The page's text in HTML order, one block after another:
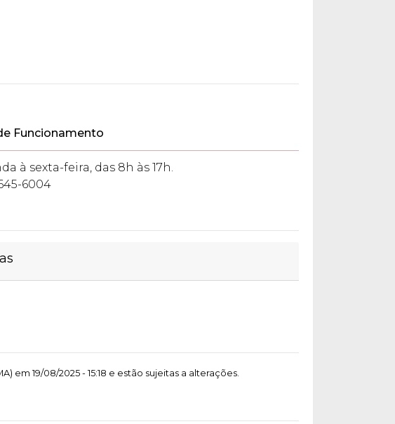
Funcionamento
à sexta-feira, das 8h às 17h.
6004
em 19/08/2025 - 15:18 e estão sujeitas a alterações.